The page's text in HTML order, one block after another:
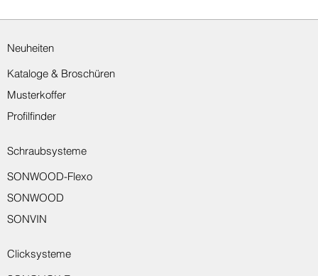
Kataloge & Broschüren
Neuheiten
SONWOOD-Flexo
Schraubsysteme
Clicksysteme
Musterkoffer
SONWOOD
Profilfinder
SONVIN